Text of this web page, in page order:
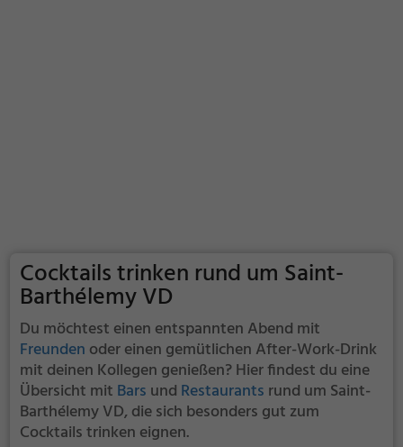
Cocktails trinken rund um Saint-
Barthélemy VD
Du möchtest einen entspannten Abend mit
Freunden oder einen gemütlichen After-Work-Drink
mit deinen Kollegen genießen? Hier findest du eine
Übersicht mit Bars und Restaurants rund um Saint-
Barthélemy VD, die sich besonders gut zum
Cocktails trinken eignen.